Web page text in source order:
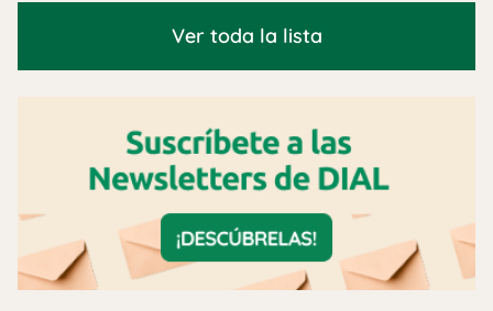
Ver toda la lista